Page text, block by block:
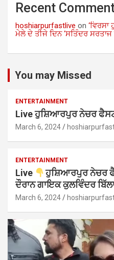
Recent
hoshiarpurfastlive on
ਮੇਲੇ ਦੇ ਤੀਜੇ ਦਿਨ ‘ਸਤਿੰਦਰ
You may Missed
ENTERTAINMENT
Live ਹੁਸ਼ਿਆਰਪੁਰ ਨੇਚਰ
March 6, 2024
ENTERTAINMENT
Live
ਹੁਸ਼ਿਆਰਪੁਰ ਨੇਚਰ
ਦੌਰਾਨ ਗਾਇਕ ਕੁਲਵਿੰਦਰ
March 6, 2024